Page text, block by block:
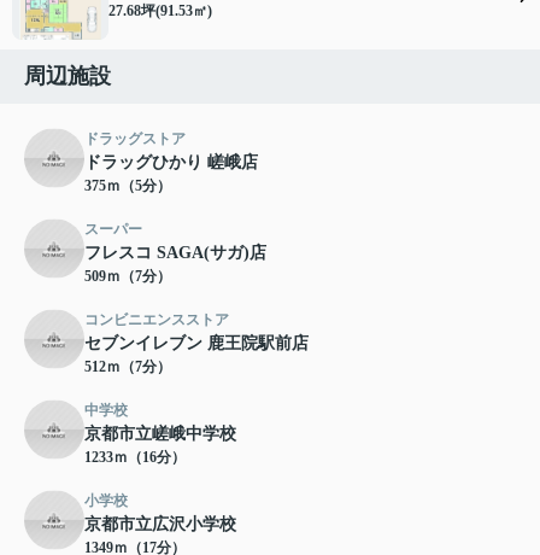
27.68坪(91.53㎡)
周辺施設
ドラッグストア
ドラッグひかり 嵯峨店
375ｍ（5分）
スーパー
フレスコ SAGA(サガ)店
509ｍ（7分）
コンビニエンスストア
セブンイレブン 鹿王院駅前店
512ｍ（7分）
中学校
京都市立嵯峨中学校
1233ｍ（16分）
小学校
京都市立広沢小学校
1349ｍ（17分）